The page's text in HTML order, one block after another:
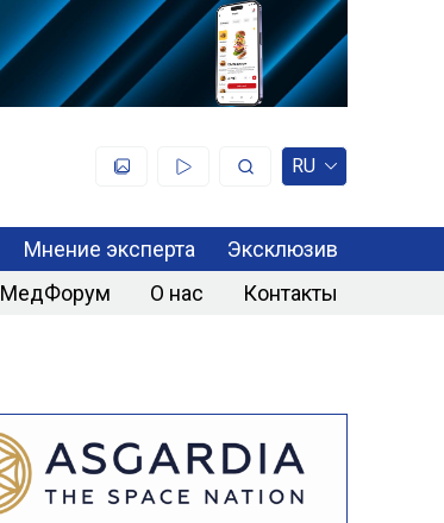
RU
Мнение эксперта
Эксклюзив
МедФорум О нас Контакты